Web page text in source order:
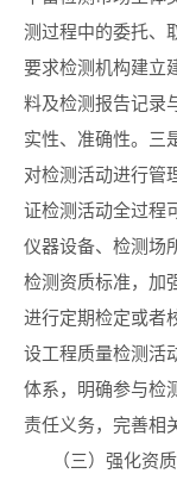
测过程中的委托、
要求检测机构建立
料及检测报告记录
实性、准确性。三
对检测活动进行管
证检测活动全过程
仪器设备、检测场
检测资质标准，加
进行定期检定或者
设工程质量检测活
体系，明确参与检
责任义务，完善相
（三）强化资质